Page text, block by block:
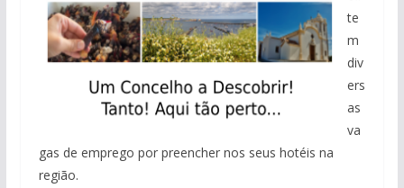
te
m
div
ers
as
va
gas de emprego por preencher nos seus hotéis na
região.